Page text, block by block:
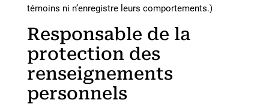
témoins ni n’enregistre leurs comportements.)
Responsable de la
protection des
renseignements
personnels